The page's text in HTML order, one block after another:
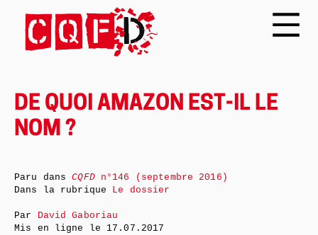
DE QUOI AMAZON EST-IL LE
NOM ?
Paru dansCQFDn°146 (septembre 2016)
Dans la rubrique Le dossier
Par David Gaboriau
Mis en ligne le 17.07.2017